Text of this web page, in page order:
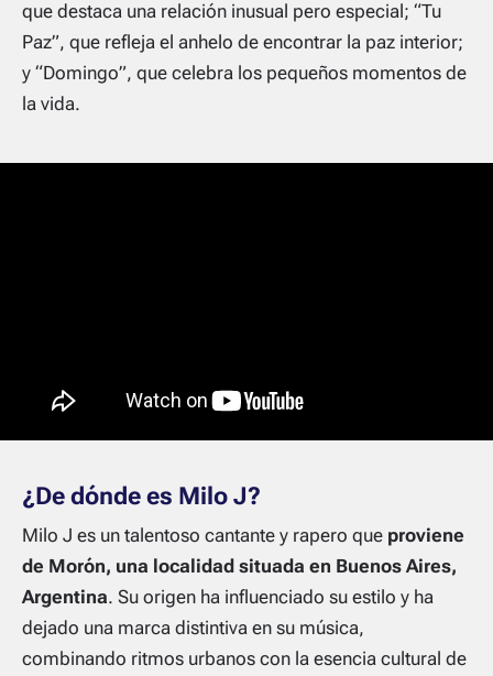
que destaca una relación inusual pero especial; “Tu
Paz”, que refleja el anhelo de encontrar la paz interior;
y “Domingo”, que celebra los pequeños momentos de
la vida.
¿De dónde es Milo J?
Milo J es un talentoso cantante y rapero que proviene
de Morón, una localidad situada en Buenos Aires,
Argentina. Su origen ha influenciado su estilo y ha
dejado una marca distintiva en su música,
combinando ritmos urbanos con la esencia cultural de